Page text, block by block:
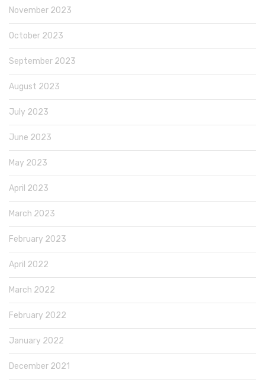
November 2023
October 2023
September 2023
August 2023
July 2023
June 2023
May 2023
April 2023
March 2023
February 2023
April 2022
March 2022
February 2022
January 2022
December 2021